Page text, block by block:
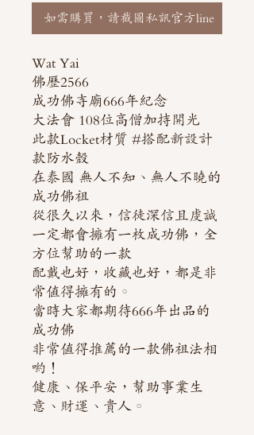
如需購買，請截圖私訊官方line
Wat Yai
佛歷2566
成功佛寺廟666年紀念
大法會 108位高僧加持開光
此款Locket材質 #搭配新設計
款防水殼
在泰國 無人不知、無人不曉的
成功佛祖
從很久以來，信徒深信且虔誠
一定都會擁有一枚成功佛，全
方位幫助的一款
配戴也好，收藏也好，都是非
常值得擁有的。
當時大家都期待666年出品的
成功佛
非常值得推薦的一款佛祖法相
喲！
健康、保平安，幫助事業生
意、財運、貴人。